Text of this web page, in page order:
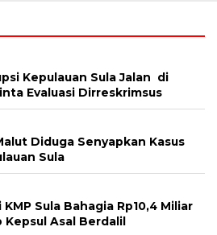
Kepulauan Sula Jalan di
Evaluasi Dirreskrimsus
Diduga Senyapkan Kasus
Sula
Sula Bahagia Rp10,4 Miliar
Asal Berdalil